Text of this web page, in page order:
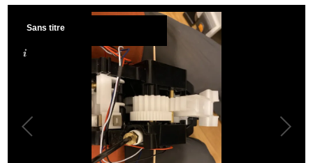
Sans titre